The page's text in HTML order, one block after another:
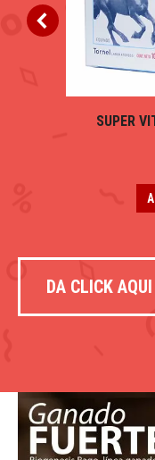
SUPER
DA CLICK